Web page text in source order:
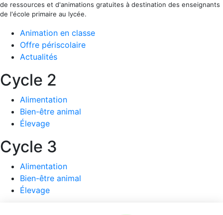
de ressources et d'animations gratuites à destination des enseignants
de l'école primaire au lycée.
Animation en classe
Offre périscolaire
Actualités
Cycle 2
Alimentation
Bien-être animal
Élevage
Cycle 3
Alimentation
Bien-être animal
Élevage